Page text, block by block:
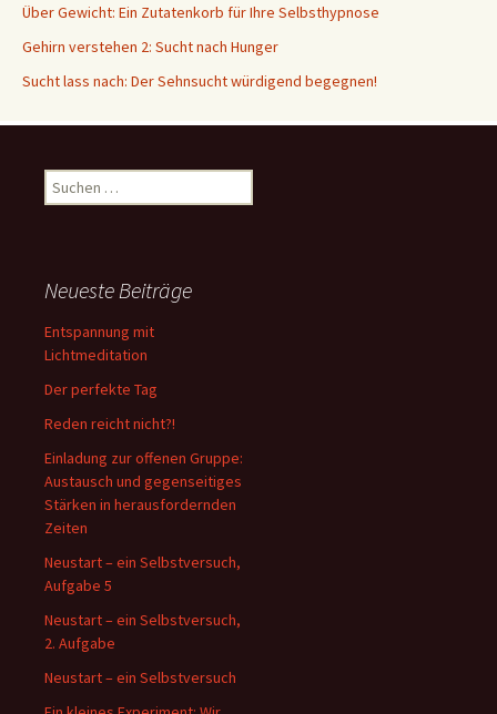
Über Gewicht: Ein Zutatenkorb für Ihre Selbsthypnose
Gehirn verstehen 2: Sucht nach Hunger
Sucht lass nach: Der Sehnsucht würdigend begegnen!
Suche
nach:
Neueste Beiträge
Entspannung mit
Lichtmeditation
Der perfekte Tag
Reden reicht nicht?!
Einladung zur offenen Gruppe:
Austausch und gegenseitiges
Stärken in herausfordernden
Zeiten
Neustart – ein Selbstversuch,
Aufgabe 5
Neustart – ein Selbstversuch,
2. Aufgabe
Neustart – ein Selbstversuch